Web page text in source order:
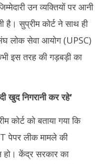
होने को ‘दर्दनाक’ बताया, NTA
उन व्यक्तियों पर आनी
है। सुप्रीम कोर्ट ने साथ ही
संघ लोक सेवा आयोग (UPSC)
इस तरह की गड़बड़ी का
खुद निगरानी कर रहे‘
कोर्ट को बताया गया कि
पेपर लीक मामले की
हो। केंद्र सरकार का